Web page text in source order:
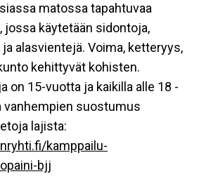
matossa tapahtuvaa
jossa käytetään sidontoja,
alasvientejä. Voima, ketteryys,
kehittyvät kohisten.
on 15-vuotta ja kaikilla alle 18 -
vanhempien suostumus
lajista:
kamppailu-
bjj